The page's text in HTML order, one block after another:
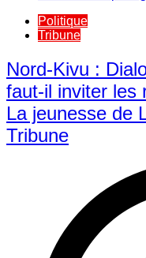
Politique
Tribune
Nord-Kivu :
faut-il inviter les
La jeunesse de
Tribune